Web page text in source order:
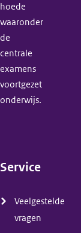
hoede
waaronder
de
centrale
examens
voortgezet
onderwijs.
Service
Veelgestelde
vragen